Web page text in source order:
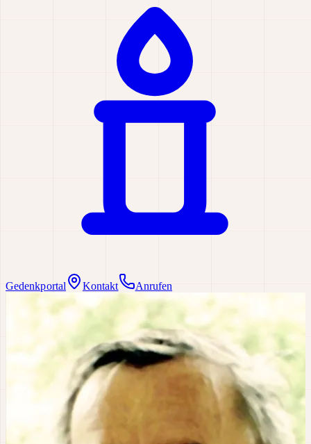
Gedenkportal Kontakt Anrufen